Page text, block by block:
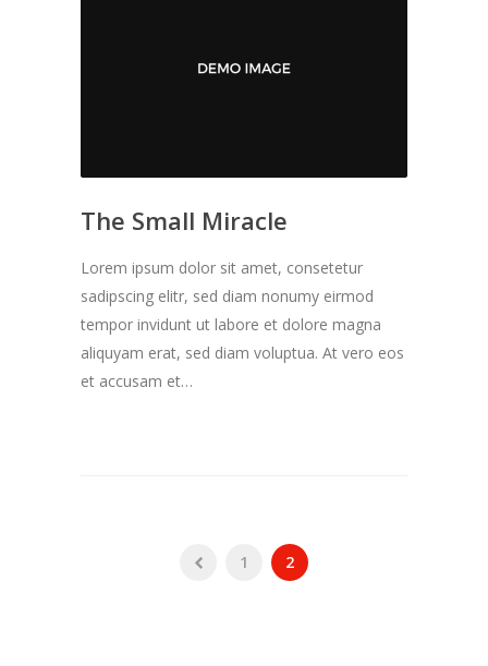
The Small Miracle
Lorem ipsum dolor sit amet, consetetur
sadipscing elitr, sed diam nonumy eirmod
tempor invidunt ut labore et dolore magna
aliquyam erat, sed diam voluptua. At vero eos
et accusam et…
1 2